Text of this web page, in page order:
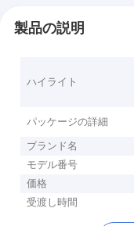
製品の説明
ハイライト
パッケージの詳細
ブランド名
モデル番号
価格
受渡し時間